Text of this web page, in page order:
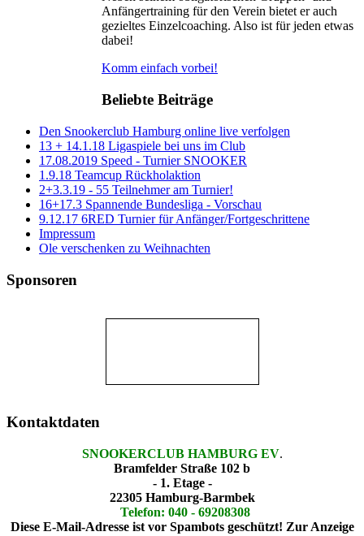
Anfängertraining für den Verein bietet er auch
gezieltes Einzelcoaching. Also ist für jeden etwas
dabei!
Komm einfach vorbei!
Beliebte Beiträge
Den Snookerclub Hamburg online live verfolgen
13 + 14.1.18 Ligaspiele bei uns im Club
17.08.2019 Speed - Turnier SNOOKER
1.9.18 Teamcup Rückholaktion
2+3.3.19 - 55 Teilnehmer am Turnier!
16+17.3 Spannende Bundesliga - Vorschau
9.12.17 6RED Turnier für Anfänger/Fortgeschrittene
Impressum
Ole verschenken zu Weihnachten
Sponsoren
Kontaktdaten
SNOOKERCLUB HAMBURG EV.
Bramfelder Straße 102 b
- 1. Etage -
22305 Hamburg-Barmbek
Telefon: 040 - 69208308
Diese E-Mail-Adresse ist vor Spambots geschützt! Zur Anzeige